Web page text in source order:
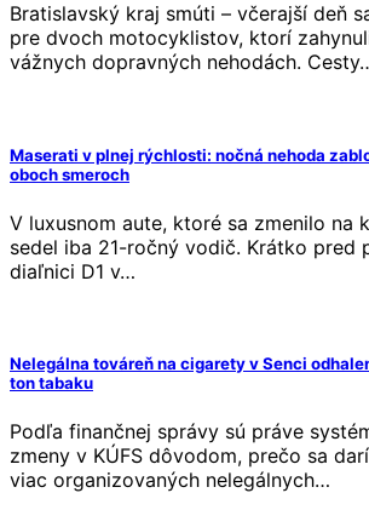
Bratislavský kraj smúti – včerajší deň
pre dvoch motocyklistov, ktorí
vážnych dopravných nehodách.
Maserati v plnej rýchlosti: nočná nehoda
oboch smeroch
V luxusnom aute, ktoré sa zmenilo na
sedel iba 21-ročný vodič. Krátko pred
diaľnici D1 v…
Nelegálna továreň na cigarety v Senci
ton tabaku
Podľa finančnej správy sú práve
zmeny v KÚFS dôvodom, prečo sa
viac organizovaných nelegálnych…